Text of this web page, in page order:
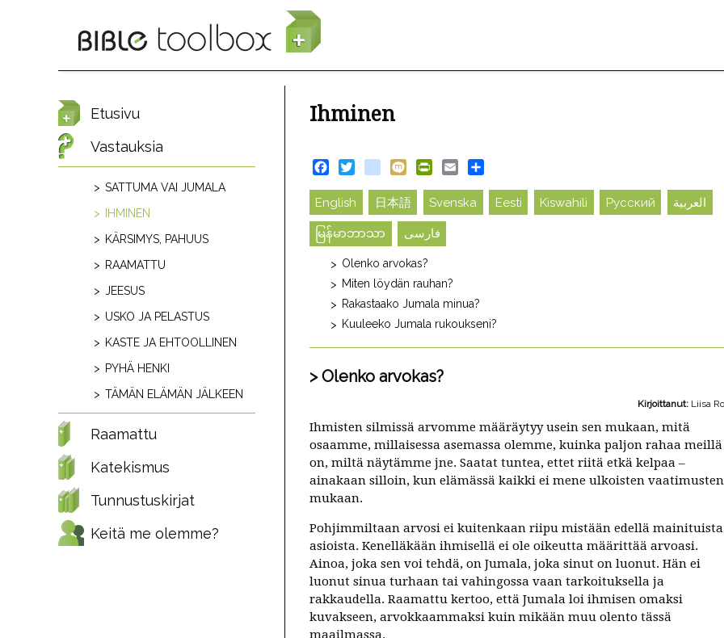
Ihminen
FacebookTwitterblogger_post
Mixi PrintFriendly
Email
English 日本語 Svenska Eesti Kiswahili Русский العربية
မြန်မာဘာသာ فارسی
Olenko arvokas?
Miten löydän rauhan?
Rakastaako Jumala minua?
Kuuleeko Jumala rukoukseni?
Olenko arvokas?
Kirjoittanut: Liisa
Ihmisten silmissä arvomme määräytyy usein sen mukaan, mitä
osaamme, millaisessa asemassa olemme, kuinka paljon rahaa meillä
on, miltä näytämme jne. Saatat tuntea, ettet riitä etkä kelpaa –
ainakaan silloin, kun elämässä kaikki ei mene ulkoisten vaatimusten
mukaan.
Pohjimmiltaan arvosi ei kuitenkaan riipu mistään edellä mainituista
asioista. Kenelläkään ihmisellä ei ole oikeutta määrittää arvoasi.
Ainoa, joka sen voi tehdä, on Jumala, joka sinut on luonut. Hän ei
luonut sinua turhaan tai vahingossa vaan tarkoituksella ja
rakkaudella. Raamattu kertoo, että Jumala loi ihmisen omaksi
kuvakseen, arvokkaammaksi kuin mikään muu olento tässä
Etusivu
Vastauksia
SATTUMA VAI JUMALA
IHMINEN
KÄRSIMYS, PAHUUS
RAAMATTU
JEESUS
USKO JA PELASTUS
KASTE JA EHTOOLLINEN
PYHÄ HENKI
TÄMÄN ELÄMÄN JÄLKEEN
Raamattu
Katekismus
Tunnustuskirjat
Keitä me olemme?